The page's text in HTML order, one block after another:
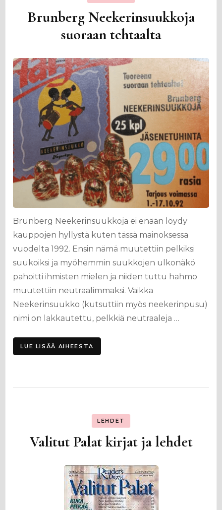
Brunberg Neekerinsuukkoja
suoraan tehtaalta
Brunberg Neekerinsuukkoja ei enään löydy
kauppojen hyllystä kuten tässä mainoksessa
vuodelta 1992. Ensin nämä muutettiin pelkiksi
suukoiksi ja myöhemmin suukkojen ulkonäkö
pahoitti ihmisten mielen ja niiden tuttu hahmo
muutettiin neutraalimmaksi. Vaikka
Neekerinsuukko (kutsuttiin myös neekerinpusu)
nimi on lakkautettu, pelkkiä neutraaleja …
LUE LISÄÄ AIHEESTA
LEHDET
Valitut Palat kirjat ja lehdet